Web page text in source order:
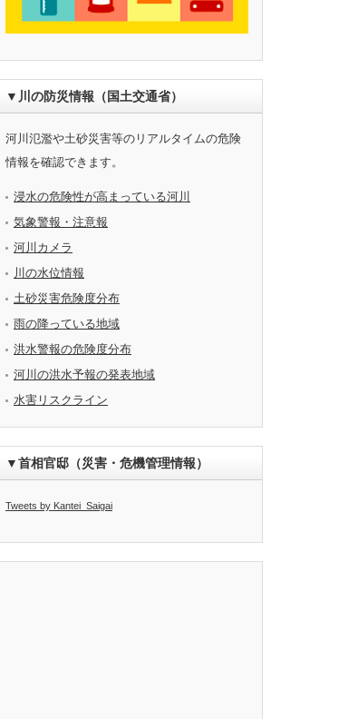
▼川の防災情報（国土交通省）
河川氾濫や土砂災害等のリアルタイムの危険
情報を確認できます。
浸水の危険性が高まっている河川
気象警報・注意報
河川カメラ
川の水位情報
土砂災害危険度分布
雨の降っている地域
洪水警報の危険度分布
河川の洪水予報の発表地域
水害リスクライン
▼首相官邸（災害・危機管理情報）
Tweets by Kantei_Saigai